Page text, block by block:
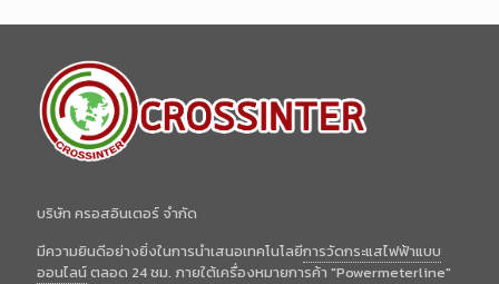
บริษัท ครอสอินเตอร์ จำกัด
มีความยินดีอย่างยิ่งในการนำเสนอเทคโนโลยีการวัดกระแสไฟฟ้าแบบ
ออนไลน์ตลอด 24 ชม. ภายใต้เครื่องหมายการค้า "Powermeterline"